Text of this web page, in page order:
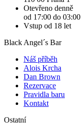
Otevřeno denně
od 17:00 do 03:00
Vstup od 18 let
Black Angel´s Bar
Náš příběh
Alois Krcha
Dan Brown
Rezervace
Pravidla baru
Kontakt
Ostatní